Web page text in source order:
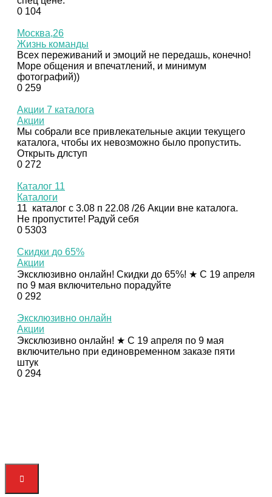
0 104
Москва,26
Жизнь команды
Всех переживаний и эмоций не передашь, конечно!
Море общения и впечатлений, и минимум
фотографий))
0 259
Акции 7 каталога
Акции
Мы собрали все привлекательные акции текущего
каталога, чтобы их невозможно было пропустить.
Открыть длступ
0 272
Каталог 11
Каталоги
11 каталог с 3.08 п 22.08 /26 Акции вне каталога.
Не пропустите! Радуй себя
0 5303
Скидки до 65%
Акции
Эксклюзивно онлайн! Скидки до 65%! ★ С 19 апреля
по 9 мая включительно порадуйте
0 292
Эксклюзивно онлайн
Акции
Эксклюзивно онлайн! ★ С 19 апреля по 9 мая
включительно при единовременном заказе пяти
штук
0 294